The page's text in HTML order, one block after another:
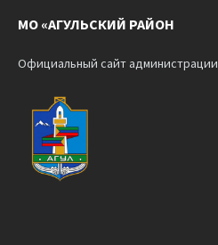
МО «АГУЛЬСКИЙ РАЙОН
Официальный сайт администрации